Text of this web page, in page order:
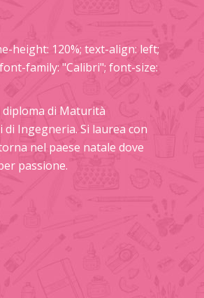
height: 120%; text-align: left;
family: "Calibri"; font-size:
diploma di Maturità
Ingegneria. Si laurea con
nel paese natale dove
passione.